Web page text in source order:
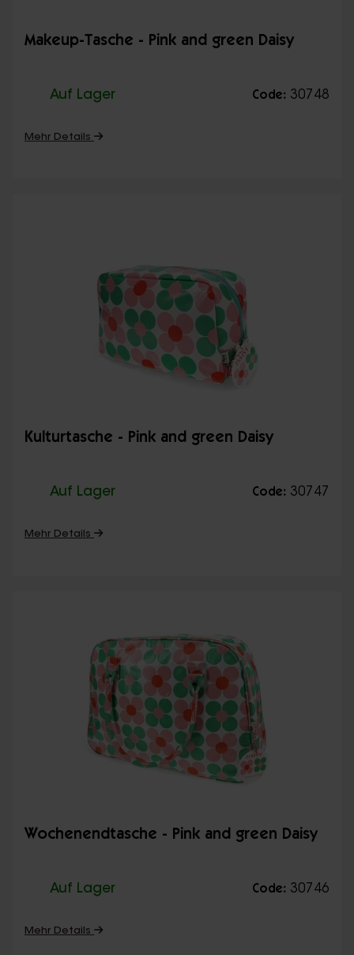
Makeup-Tasche - Pink and green Daisy
Auf Lager Code: 30748
Mehr Details
Kulturtasche - Pink and green Daisy
Auf Lager Code: 30747
Mehr Details
Wochenendtasche - Pink and green Daisy
Auf Lager Code: 30746
Mehr Details